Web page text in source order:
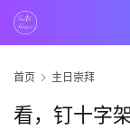
首页 主日崇拜
看，钉十字